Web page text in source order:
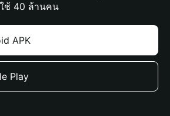
ช้ 40 ล้านคน
APK
Play